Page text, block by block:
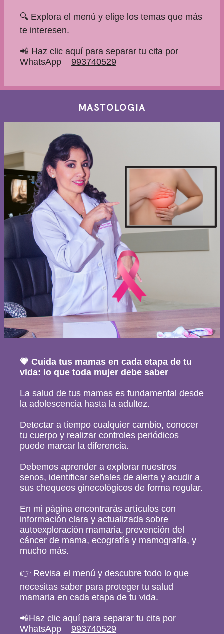
Inicio
Sobre mí
Ginecología
Ginecología con Laser
Obstetricia
Mastología
Prevencion Oncológica
Métodos Anticonceptivos
Productos
Blog
Eventos
Contáctame
🔍 Explora el menú y elige los temas que más
te interesen.
📲 Haz clic aquí para separar tu cita por
WhatsApp 993740529
MASTOLOGIA
💗 Cuida tus mamas en cada etapa de tu
vida: lo que toda mujer debe saber
La salud de tus mamas es fundamental desde
la adolescencia hasta la adultez.
Detectar a tiempo cualquier cambio, conocer
tu cuerpo y realizar controles periódicos
puede marcar la diferencia.
Debemos aprender a explorar nuestros
senos, identificar señales de alerta y acudir a
sus chequeos ginecológicos de forma regular.
En mi página encontrarás artículos con
información clara y actualizada sobre
autoexploración mamaria, prevención del
cáncer de mama, ecografía y mamografía, y
mucho más.
👉 Revisa el menú y descubre todo lo que
necesitas saber para proteger tu salud
mamaria en cada etapa de tu vida.
📲Haz clic aquí para separar tu cita por
WhatsApp 993740529